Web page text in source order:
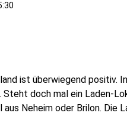
ist überwiegend positiv.
doch mal ein Laden-
Neheim oder Brilon. Die